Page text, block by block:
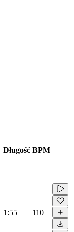
Długość BPM
1:55 110